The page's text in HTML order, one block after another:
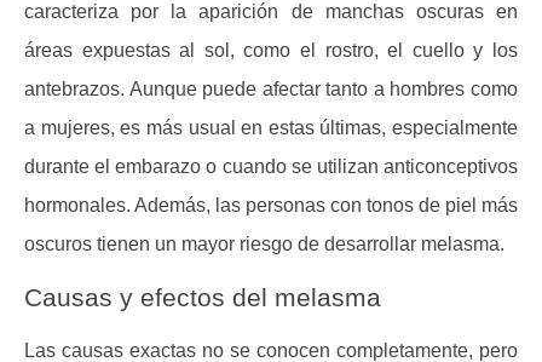
caracteriza por la aparición de manchas oscuras en
áreas expuestas al sol, como el rostro, el cuello y los
antebrazos. Aunque puede afectar tanto a hombres como
a mujeres, es más usual en estas últimas, especialmente
durante el embarazo o cuando se utilizan anticonceptivos
hormonales. Además, las personas con tonos de piel más
oscuros tienen un mayor riesgo de desarrollar melasma.
Causas y efectos del melasma
Las causas exactas no se conocen completamente, pero